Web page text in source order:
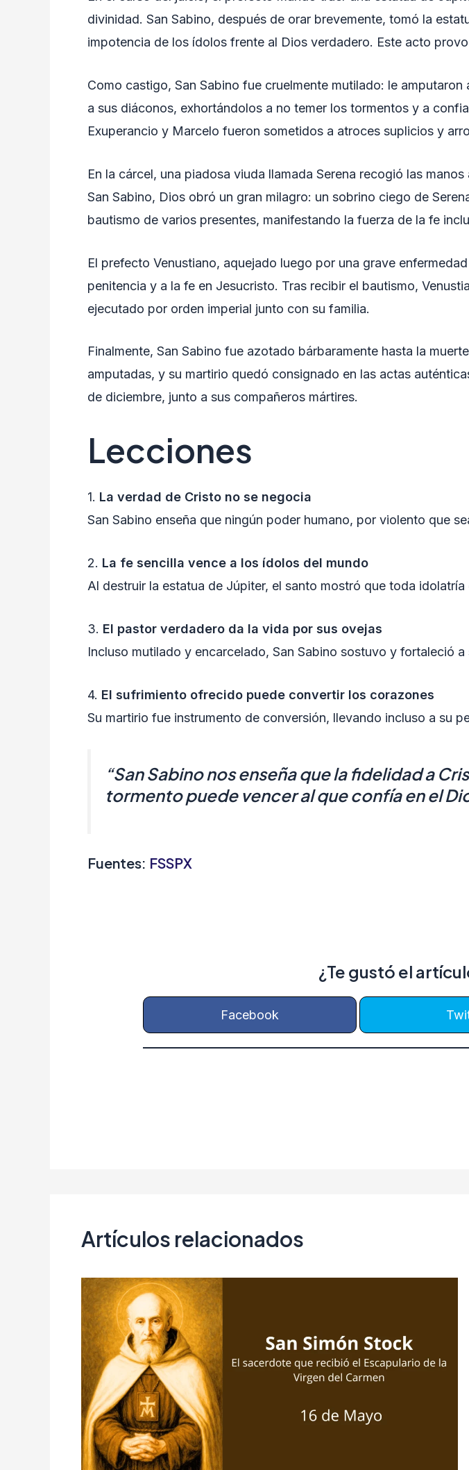
divinidad. San Sabino, después de orar brevemente, tomó la
impotencia de los ídolos frente al Dios verdadero. Este acto
Como castigo, San Sabino fue cruelmente mutilado: le
a sus diáconos, exhortándolos a no temer los tormentos y a
Exuperancio y Marcelo fueron sometidos a atroces suplicios y
En la cárcel, una piadosa viuda llamada Serena recogió las
San Sabino, Dios obró un gran milagro: un sobrino ciego de
bautismo de varios presentes, manifestando la fuerza de la fe
El prefecto Venustiano, aquejado luego por una grave
penitencia y a la fe en Jesucristo. Tras recibir el bautismo,
ejecutado por orden imperial junto con su familia.
Finalmente, San Sabino fue azotado bárbaramente hasta la
amputadas, y su martirio quedó consignado en las actas
de diciembre, junto a sus compañeros mártires.
Lecciones
1. La verdad de Cristo no se negocia
San Sabino enseña que ningún poder humano, por violento que
2. La fe sencilla vence a los ídolos del mundo
Al destruir la estatua de Júpiter, el santo mostró que toda
3. El pastor verdadero da la vida por sus ovejas
Incluso mutilado y encarcelado, San Sabino sostuvo y fortaleció
4. El sufrimiento ofrecido puede convertir los corazones
Su martirio fue instrumento de conversión, llevando incluso a su
“San Sabino nos enseña que la fidelidad a
tormento puede vencer al que confía en el
Fuentes: FSSPX
¿Te gustó el
Facebook
Artículos relacionados